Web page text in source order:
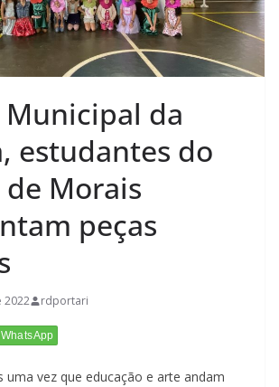
Municipal da
estudantes do
Morais
peças
2022 rdportari
uma vez que educação e arte andam